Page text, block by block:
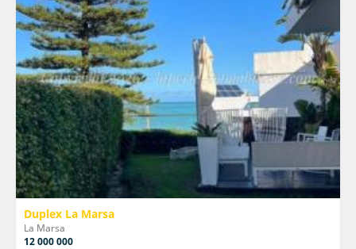
Duplex La Marsa
La Marsa
12 000 000